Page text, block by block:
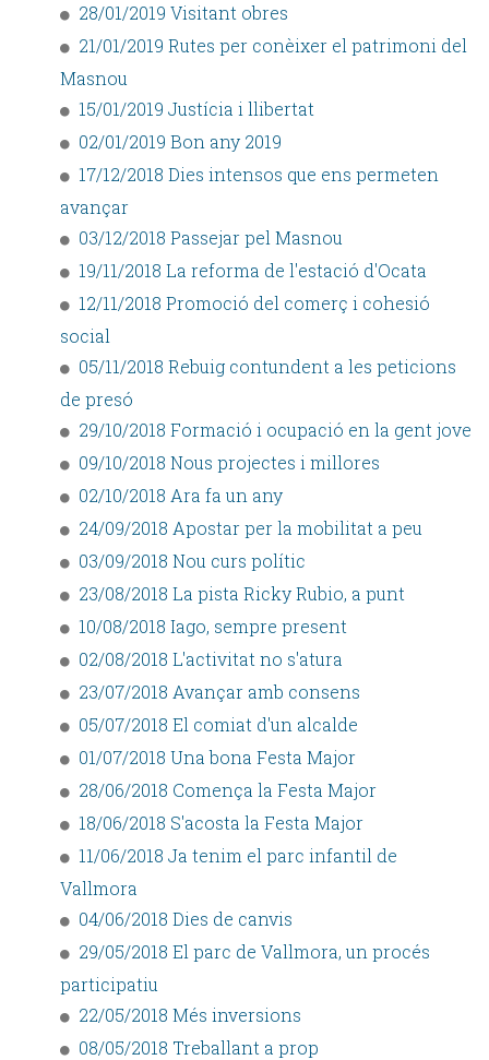
28/01/2019 Visitant obres
21/01/2019 Rutes per conèixer el patrimoni del
Masnou
15/01/2019 Justícia i llibertat
02/01/2019 Bon any 2019
17/12/2018 Dies intensos que ens permeten
avançar
03/12/2018 Passejar pel Masnou
19/11/2018 La reforma de l'estació d'Ocata
12/11/2018 Promoció del comerç i cohesió
social
05/11/2018 Rebuig contundent a les peticions
de presó
29/10/2018 Formació i ocupació en la gent jove
09/10/2018 Nous projectes i millores
02/10/2018 Ara fa un any
24/09/2018 Apostar per la mobilitat a peu
03/09/2018 Nou curs polític
23/08/2018 La pista Ricky Rubio, a punt
10/08/2018 Iago, sempre present
02/08/2018 L'activitat no s'atura
23/07/2018 Avançar amb consens
05/07/2018 El comiat d'un alcalde
01/07/2018 Una bona Festa Major
28/06/2018 Comença la Festa Major
18/06/2018 S'acosta la Festa Major
11/06/2018 Ja tenim el parc infantil de
Vallmora
04/06/2018 Dies de canvis
29/05/2018 El parc de Vallmora, un procés
participatiu
22/05/2018 Més inversions
08/05/2018 Treballant a prop